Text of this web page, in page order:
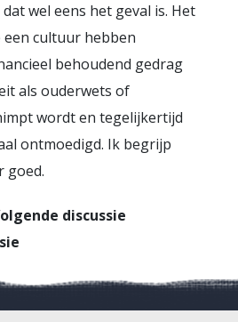
wel eens het geval is. Het
een cultuur hebben
behoudend gedrag
als ouderwets of
wordt en tegelijkertijd
ontmoedigd. Ik begrijp
goed.
discussie